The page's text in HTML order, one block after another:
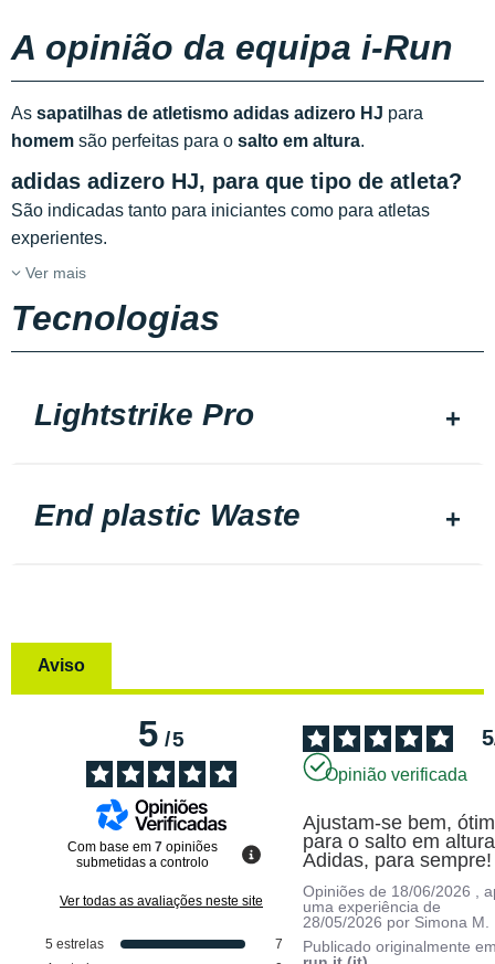
A opinião da equipa i-Run
As sapatilhas de atletismo adidas adizero HJ para
homem são perfeitas para o salto em altura.
adidas adizero HJ, para que tipo de atleta?
São indicadas tanto para iniciantes como para atletas
experientes.
Ver mais
Tecnologias
Lightstrike Pro
End plastic Waste
Aviso
5/5
Com base em 7 opiniões
submetidas a controlo
Ver todas as avaliações neste site
5 estrelas
7
5
Opinião verificada
Ajustam-se bem,
para o salto em
Adidas, para sempre!
Opiniões de 18/06/2026
,
uma experiência de
28/05/2026 por Simona M.
Publicado originalmente